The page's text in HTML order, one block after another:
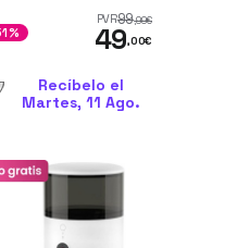
PVR99,99€
49,00€
Recíbelo el
Martes, 11 Ago.